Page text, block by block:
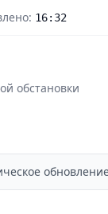
16:32
обстановки